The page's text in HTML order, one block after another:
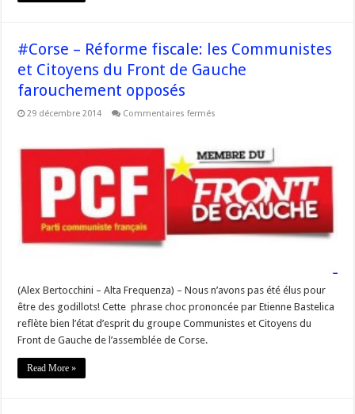
#Corse – Réforme fiscale: les Communistes
et Citoyens du Front de Gauche
farouchement opposés
29 décembre 2014 Commentaires fermés
fiscale:
les
Communistes
et
Citoyens
du
Front
de
Gauche
(Alex Bertocchini – Alta Frequenza) – Nous n’avons pas été élus pour
être des godillots! Cette phrase choc prononcée par Etienne Bastelica
reflète bien l’état d’esprit du groupe Communistes et Citoyens du
Front de Gauche de l’assemblée de Corse.
Read More »